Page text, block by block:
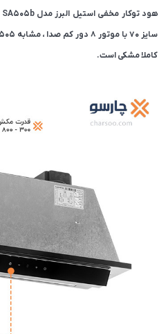
کاملا مشکی است.